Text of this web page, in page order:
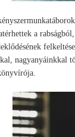
a
nagyanyáinkkal